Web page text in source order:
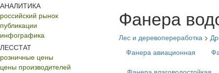
АНАЛИТИКА
российский рынок
публикации
инфографика
ЛЕССТАТ
розничные цены
цены производителей
Фанера
Лес и деревопереработка >
Фанера авиационная